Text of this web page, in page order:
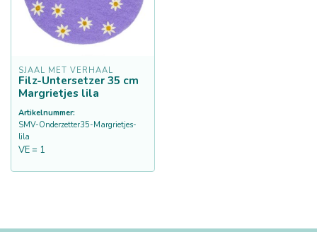
SJAAL MET VERHAAL
Filz-Untersetzer 35 cm
Margrietjes lila
Artikelnummer:
SMV-Onderzetter35-Margrietjes-
lila
VE = 1